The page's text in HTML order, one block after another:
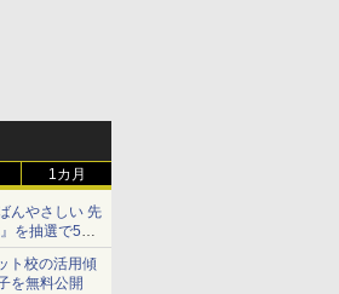
1カ月
んやさしい 先
を抽選で5名
2026年8月12
ト校の活用傾
を無料公開